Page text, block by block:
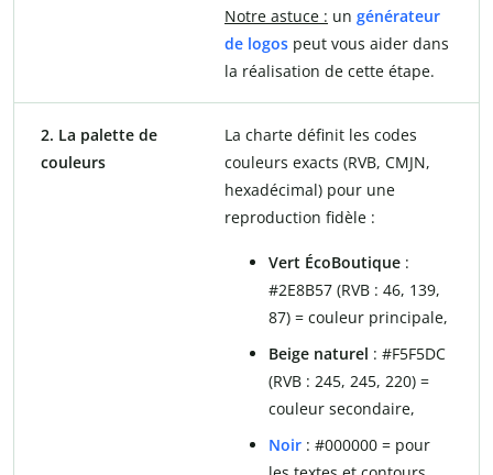
Notre astuce : un générateur
de logos peut vous aider dans
la réalisation de cette étape.
2. La palette de
couleurs
La charte définit les codes
couleurs exacts (RVB, CMJN,
hexadécimal) pour une
reproduction fidèle :
Vert ÉcoBoutique :
#2E8B57 (RVB : 46, 139,
87) = couleur principale,
Beige naturel : #F5F5DC
(RVB : 245, 245, 220) =
couleur secondaire,
Noir : #000000 = pour